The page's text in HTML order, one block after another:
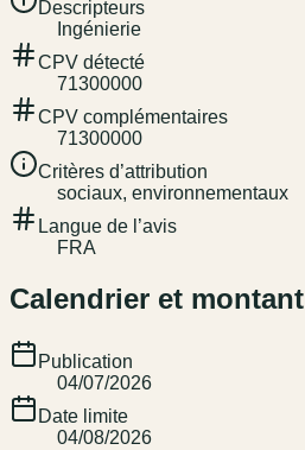
Descripteurs
Ingénierie
CPV détecté
71300000
CPV complémentaires
71300000
Critères d’attribution
sociaux, environnementaux
Langue de l’avis
FRA
Calendrier et montant
Publication
04/07/2026
Date limite
04/08/2026